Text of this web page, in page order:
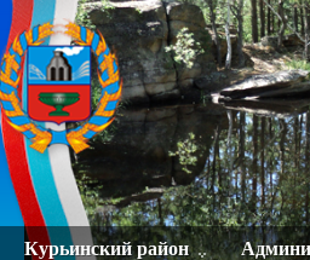
Курьинский район